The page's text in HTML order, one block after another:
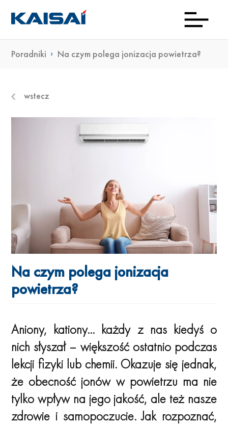
Poradniki Na czym polega jonizacja powietrza?
wstecz
Na czym polega jonizacja
powietrza?
Aniony, kationy… każdy z nas kiedyś o
nich słyszał – większość ostatnio podczas
lekcji fizyki lub chemii. Okazuje się jednak,
że obecność jonów w powietrzu ma nie
tylko wpływ na jego jakość, ale też nasze
zdrowie i samopoczucie. Jak rozpoznać,